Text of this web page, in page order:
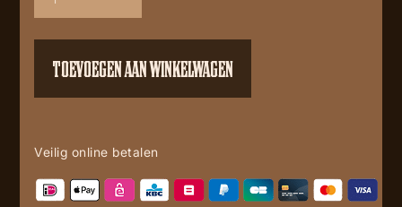
shirt
black
aantal
TOEVOEGEN AAN WINKELWAGEN
Veilig online betalen